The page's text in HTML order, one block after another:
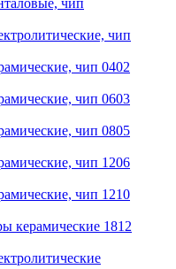
чип
чип 0402
чип 0603
чип 0805
чип 1206
чип 1210
керамические 1812